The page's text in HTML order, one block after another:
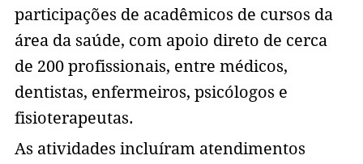
participações de acadêmicos de cursos da
área da saúde, com apoio direto de cerca
de 200 profissionais, entre médicos,
dentistas, enfermeiros, psicólogos e
fisioterapeutas.
As atividades incluíram atendimentos